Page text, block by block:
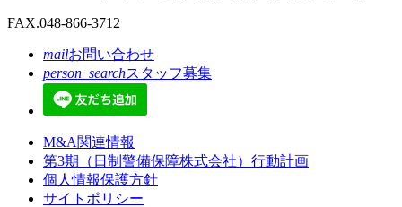
FAX.048-866-3712
mailお問い合わせ
person_searchスタッフ募集
M&A関連情報
第3期（日制警備保障株式会社）行動計画
個人情報保護方針
サイトポリシー